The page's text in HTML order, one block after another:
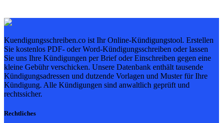
Kuendigungsschreiben.co ist Ihr Online-Kündigungstool. Erstellen
Sie kostenlos PDF- oder Word-Kündigungsschreiben oder lassen
Sie uns Ihre Kündigungen per Brief oder Einschreiben gegen eine
kleine Gebühr verschicken. Unsere Datenbank enthält tausende
Kündigungsadressen und dutzende Vorlagen und Muster für Ihre
Kündigung. Alle Kündigungen sind anwaltlich geprüft und
rechtssicher.
Rechtliches